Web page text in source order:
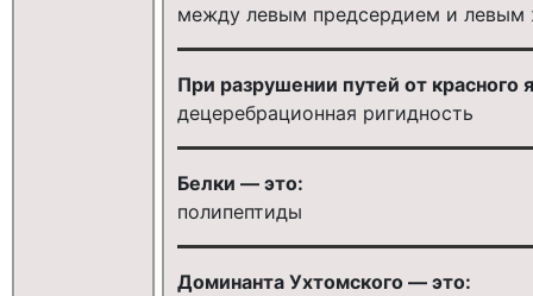
между левым предсердием и левым
При разрушении путей от красного
децеребрационная ригидность
Белки — это:
полипептиды
Доминанта Ухтомского — это: